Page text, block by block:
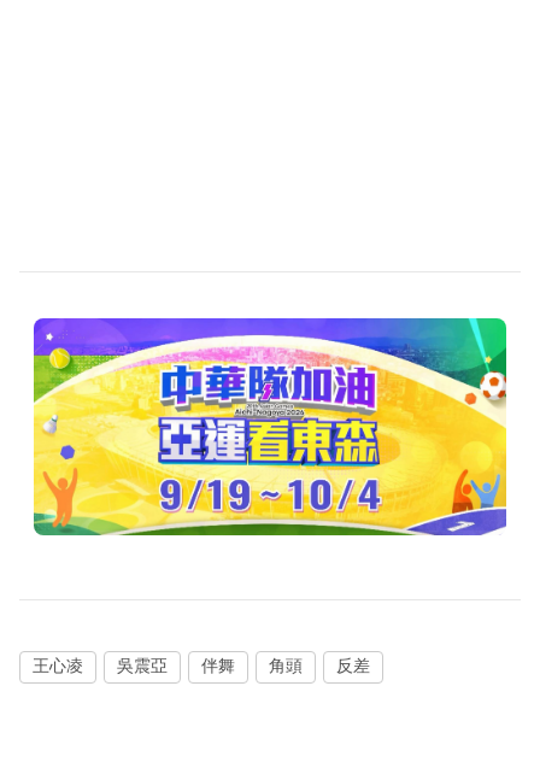
王心凌 吳震亞 伴舞 角頭 反差